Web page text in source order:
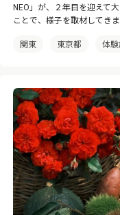
NEO」が、２年目を迎えて
ことで、様子を取材してき
関東 東京都 体